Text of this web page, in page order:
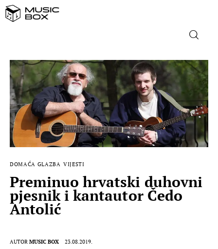
NASLOVNICA
DOMAĆA GLAZBA
STRANA GLAZBA
FILM
MUSIC BOX
DOMAĆA GLAZBA VIJESTI
Preminuo hrvatski duhovni
pjesnik i kantautor Čedo
Antolić
AUTOR MUSIC BOX 23.08.2019.